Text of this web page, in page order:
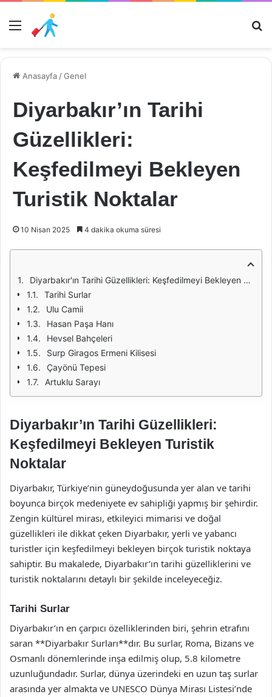
Menü
Anasayfa /Genel
Diyarbakır’ın Tarihi
Güzellikleri:
Keşfedilmeyi Bekleyen
Turistik Noktalar
10 Nisan 2025 4 dakika okuma süresi
Diyarbakır'ın Tarihi Güzellikleri: Keşfedilmeyi Bekleyen Turistik Noktalar
Tarihi Surlar
Ulu Camii
Hasan Paşa Hanı
Hevsel Bahçeleri
Surp Giragos Ermeni Kilisesi
Çayönü Tepesi
Artuklu Sarayı
Diyarbakır’ın Tarihi Güzellikleri:
Keşfedilmeyi Bekleyen Turistik
Noktalar
Diyarbakır, Türkiye’nin güneydoğusunda yer alan ve tarihi
boyunca birçok medeniyete ev sahipliği yapmış bir şehirdir.
Zengin kültürel mirası, etkileyici mimarisi ve doğal
güzellikleri ile dikkat çeken Diyarbakır, yerli ve yabancı
turistler için keşfedilmeyi bekleyen birçok turistik noktaya
sahiptir. Bu makalede, Diyarbakır’ın tarihi güzelliklerini ve
turistik noktalarını detaylı bir şekilde inceleyeceğiz.
Tarihi Surlar
Diyarbakır’ın en çarpıcı özelliklerinden biri, şehrin etrafını
saran **Diyarbakır Surları**dır. Bu surlar, Roma, Bizans ve
Osmanlı dönemlerinde inşa edilmiş olup, 5.8 kilometre
uzunluğundadır. Surlar, dünya üzerindeki en uzun taş surlar
arasında yer almakta ve UNESCO Dünya Mirası Listesi’nde